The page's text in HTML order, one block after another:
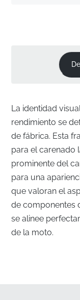
La identidad
rendimiento se
de fábrica. Esta
para el carenado
prominente del
para una
que valoran el
de componentes
se alinee
de la moto.